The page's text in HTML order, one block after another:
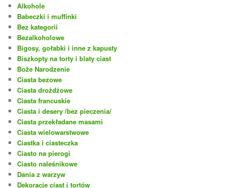
Alkohole
Babeczki i muffinki
Bez kategorii
Bezalkoholowe
Bigosy, gołabki i inne z kapusty
Biszkopty na torty i blaty ciast
Boże Narodzenie
Ciasta bezowe
Ciasta drożdżowe
Ciasta francuskie
Ciasta i desery /bez pieczenia/
Ciasta przekładane masami
Ciasta wielowarstwowe
Ciastka i ciasteczka
Ciasto na pierogi
Ciasto naleśnikowe
Dania z warzyw
Dekoracje ciast i tortów